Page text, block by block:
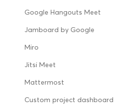
Google Hangouts Meet
Jamboard by Google
Miro
Jitsi Meet
Mattermost
Custom project dashboard